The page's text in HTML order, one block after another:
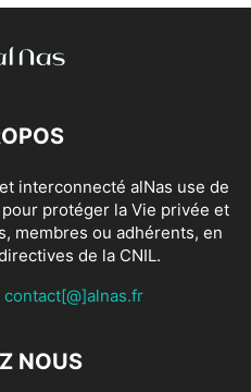
interconnecté alNas use de
protéger la Vie privée et
membres ou adhérents, en
de la CNIL.
contact[@]alnas.fr
NOUS